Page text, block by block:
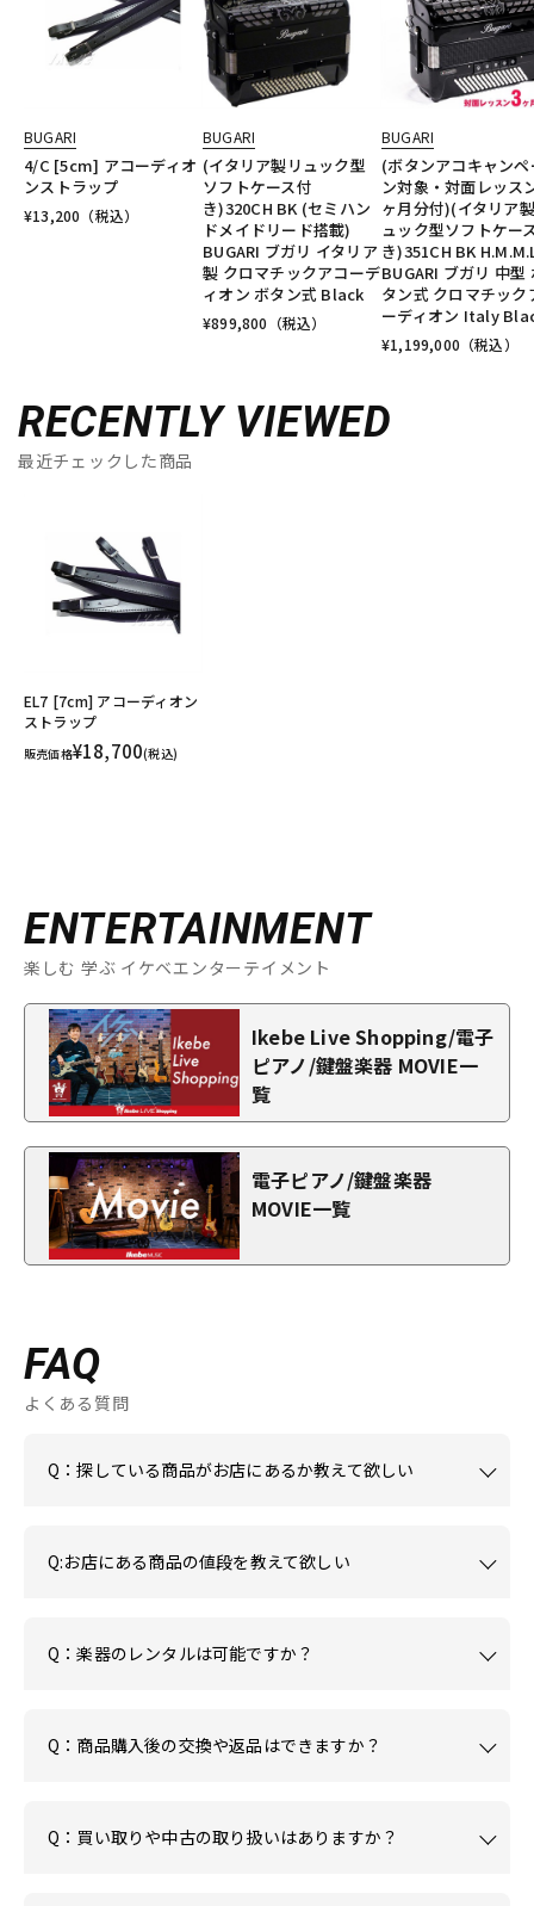
BUGARI
4/C [5cm] アコーディオ
ンストラップ
¥13,200 （税込）
BUGARI
(イタリア製リュック型
ソフトケース付
き)320CH BK (セミハン
ドメイドリード搭載)
BUGARI ブガリ イタリア
製 クロマチックアコーデ
ィオン ボタン式 Black
¥899,800 （税込）
BUGARI
(ボタンアコキャンペ
ン対象・対面レッス
ヶ月分付)(イタリア
ュック型ソフトケー
き)351CH BK
BUGARI ブガリ 中型
タン式 クロマチック
ーディオン Italy
¥1,199,000 （税込）
RECENTLY VIEWED
最近チェックした商品
EL7 [7cm] アコーディオン
ストラップ
販売価格¥18,700(税込)
ENTERTAINMENT
楽しむ 学ぶ イケベエンターテイメント
Ikebe Live Shopping/電子
ピアノ/鍵盤楽器 MOVIE一
覧
電子ピアノ/鍵盤楽器
MOVIE一覧
FAQ
よくある質問
Q：探している商品がお店にあるか教えて欲しい
Q:お店にある商品の値段を教えて欲しい
Q：楽器のレンタルは可能ですか？
Q：商品購入後の交換や返品はできますか？
Q：買い取りや中古の取り扱いはありますか？